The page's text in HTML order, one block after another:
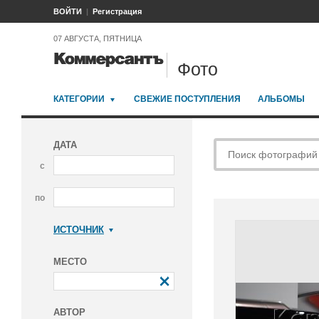
ВОЙТИ Регистрация
07 АВГУСТА, ПЯТНИЦА
Фото
КАТЕГОРИИ СВЕЖИЕ ПОСТУПЛЕНИЯ АЛЬБОМЫ
ДАТА
с
по
ИСТОЧНИК
МЕСТО
АВТОР